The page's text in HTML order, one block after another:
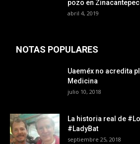
pozo en Zinacantepec
abril 4, 2019
NOTAS POPULARES
Uaeméx no acredita
Medicina
julio 10, 2018
La historia real de
#LadyBat
septiembre 25, 2018